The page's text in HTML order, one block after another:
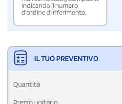
indicando il numero
d'ordine di riferimento.
IL TUO PREVENTIVO
Quantità